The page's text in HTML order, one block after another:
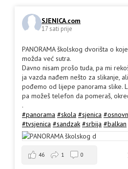
SJENICA.com
17 sati prije
PANORAMA školskog dvorišta o
možda već sutra.
Davno nisam prošo tuda, pa mi
ja vazda nađem nešto za slikanje,
pođemo od lijepe panorama slike.
pa možeš telefon da pomeraš,
.
#panorama #skola #sjenica
#tvsjenica #sandzak #srbija #balkan
46 1 0